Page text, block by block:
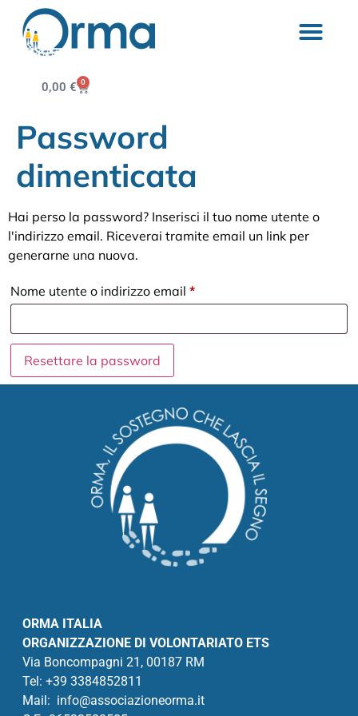
0,00 € 0
Password
dimenticata
Hai perso la password? Inserisci il tuo nome utente o
l'indirizzo email. Riceverai tramite email un link per
generarne una nuova.
Nome utente o indirizzo email *
Resettare la password
ORMA ITALIA
ORGANIZZAZIONE DI VOLONTARIATO ETS
Via Boncompagni 21, 00187 RM
Tel: +39 3384852811
Mail: info@associazioneorma.it